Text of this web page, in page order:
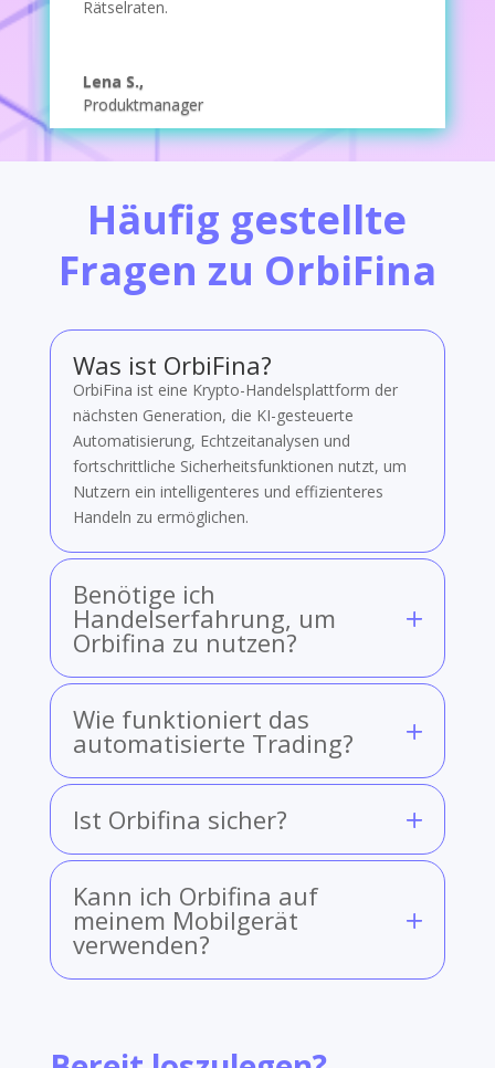
Rätselraten.
Lena S.,
Produktmanager
Häufig gestellte
Fragen zu OrbiFina
Was ist OrbiFina?
OrbiFina ist eine Krypto-Handelsplattform der
nächsten Generation, die KI-gesteuerte
Automatisierung, Echtzeitanalysen und
fortschrittliche Sicherheitsfunktionen nutzt, um
Nutzern ein intelligenteres und effizienteres
Handeln zu ermöglichen.
Benötige ich
Handelserfahrung, um
Orbifina zu nutzen?
Wie funktioniert das
automatisierte Trading?
Ist Orbifina sicher?
Kann ich Orbifina auf
meinem Mobilgerät
verwenden?